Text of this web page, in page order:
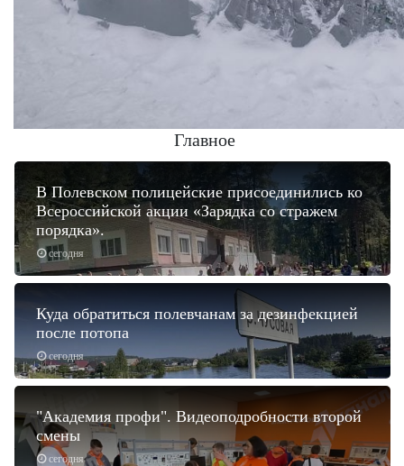
Главное
сегодня
В Полевском полицейские присоединились ко
Всероссийской акции «Зарядка со стражем
порядка».
сегодня
Куда обратиться полевчанам за дезинфекцией
после потопа
сегодня
"Академия профи". Видеоподробности второй
смены